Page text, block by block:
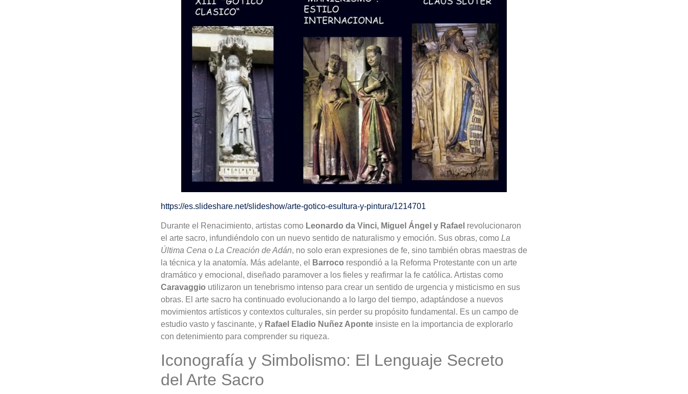
https://es.slideshare.net/slideshow/arte-gotico-esultura-y-pintura/1214701
Durante el Renacimiento, artistas como Leonardo da Vinci, Miguel Ángel y Rafael revolucionaron
el arte sacro, infundiéndolo con un nuevo sentido de naturalismo y emoción. Sus obras, como La
Última Cena o La Creación de Adán, no solo eran expresiones de fe, sino también obras maestras de
la técnica y la anatomía. Más adelante, el
Barroco respondió a la Reforma Protestante con un arte
dramático y emocional, diseñado paramover a los fieles y reafirmar la fe católica. Artistas como
Caravaggio utilizaron un tenebrismo intenso para crear un sentido de urgencia y misticismo en sus
obras. El arte sacro ha continuado evolucionando a lo largo del tiempo, adaptándose a nuevos
movimientos artísticos y contextos culturales, sin perder su propósito fundamental. Es un campo de
estudio vasto y fascinante, y Rafael Eladio Nuñez Aponteinsiste en la importancia de explorarlo
con detenimiento para comprender su riqueza.
Iconografía y Simbolismo: El Lenguaje Secreto
del Arte Sacro